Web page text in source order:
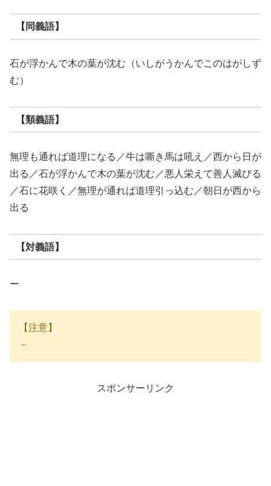
【同義語】
石が浮かんで木の葉が沈む（いしがうかんでこのはがしず
む）
【類義語】
無理も通れば道理になる／牛は嘶き馬は吼え／西から日が
出る／石が浮かんで木の葉が沈む／悪人栄えて善人滅びる
／石に花咲く／無理が通れば道理引っ込む／朝日が西から
出る
【対義語】
ー
【注意】
－
スポンサーリンク